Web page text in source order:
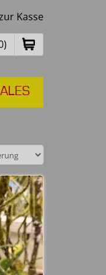
Kasse